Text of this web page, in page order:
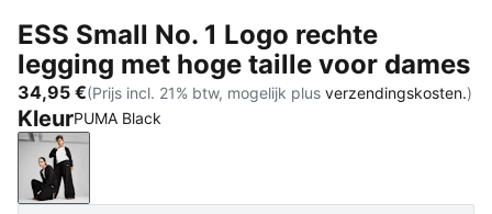
ESS Small No. 1 Logo rechte
legging met hoge taille voor dames
34,95 €(Prijs incl. 21% btw, mogelijk plus verzendingskosten.)
KleurPUMA Black
PUMA Black